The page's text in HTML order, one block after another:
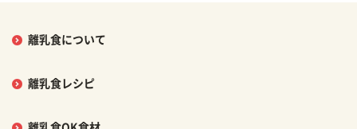
離乳食について
離乳食レシピ